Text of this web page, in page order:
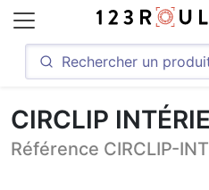
CIRCLIP
Référence CIRCLIP-